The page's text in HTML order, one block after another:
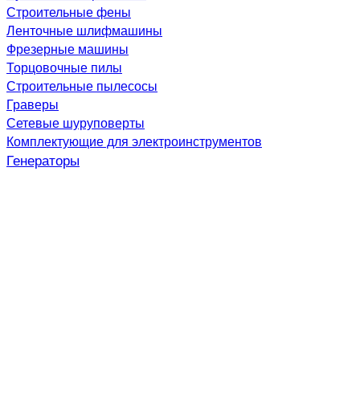
Строительные фены
Ленточные шлифмашины
Фрезерные машины
Торцовочные пилы
Строительные пылесосы
Граверы
Сетевые шуруповерты
Комплектующие для электроинструментов
Генераторы